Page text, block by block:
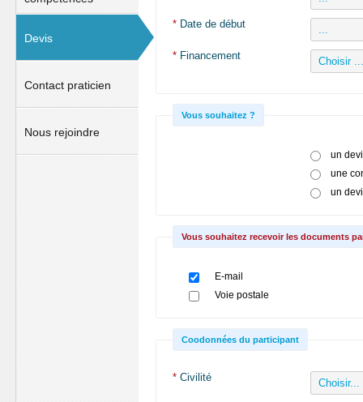
Devis
Contact praticien
Nous rejoindre
* Date de début
* Financement
Vous souhaitez ?
un
une
un
Vous souhaitez recevoir les documents
E-mail
Voie postale
Coodonnées du participant
* Civilité